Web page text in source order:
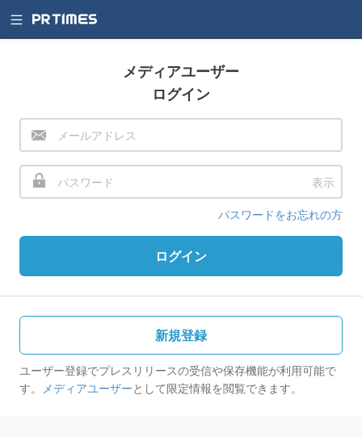
メディアユーザー
ログイン
表示
パスワードをお忘れの方
ログイン
新規登録
ユーザー登録でプレスリリースの受信や保存機能が利用可能で
す。 メディアユーザーとして限定情報を閲覧できます。